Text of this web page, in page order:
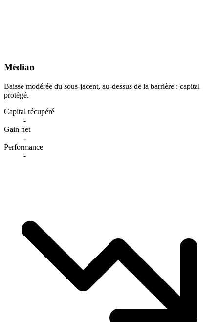
Médian
Baisse modérée du sous-jacent, au-dessus de la barrière : capital
protégé.
Capital récupéré
-
Gain net
-
Performance
-